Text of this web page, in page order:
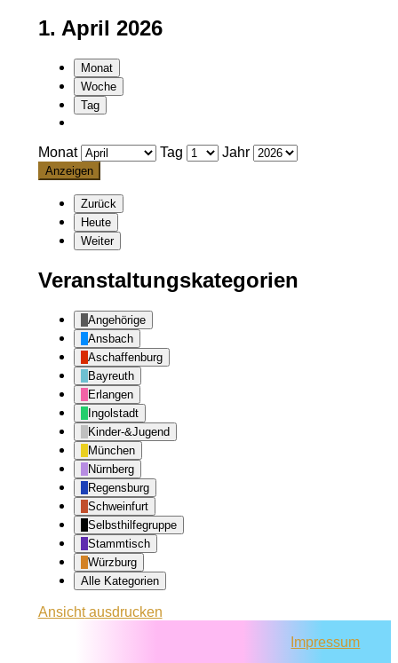
1. April 2026
Monat
Woche
Tag
Monat Tag Jahr
Zurück
Heute
Weiter
Veranstaltungskategorien
Angehörige
Ansbach
Aschaffenburg
Bayreuth
Erlangen
Ingolstadt
Kinder-&Jugend
München
Nürnberg
Regensburg
Schweinfurt
Selbsthilfegruppe
Stammtisch
Würzburg
Alle Kategorien
Ansichtausdrucken
Impressum